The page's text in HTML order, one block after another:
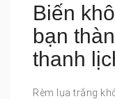
Biến
bạn
thanh
Rèm lụa trắng